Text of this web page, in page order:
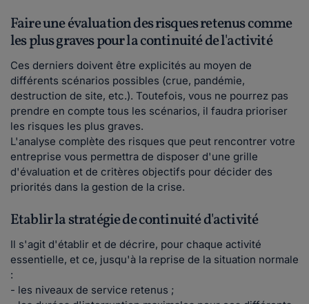
Faire une évaluation des risques retenus comme
les plus graves pour la continuité de l'activité
Ces derniers doivent être explicités au moyen de
différents scénarios possibles (crue, pandémie,
destruction de site, etc.). Toutefois, vous ne pourrez pas
prendre en compte tous les scénarios, il faudra prioriser
les risques les plus graves.
L'analyse complète des risques que peut rencontrer votre
entreprise vous permettra de disposer d'une grille
d'évaluation et de critères objectifs pour décider des
priorités dans la gestion de la crise.
Etablir la stratégie de continuité d'activité
Il s'agit d'établir et de décrire, pour chaque activité
essentielle, et ce, jusqu'à la reprise de la situation normale
:
- les niveaux de service retenus ;